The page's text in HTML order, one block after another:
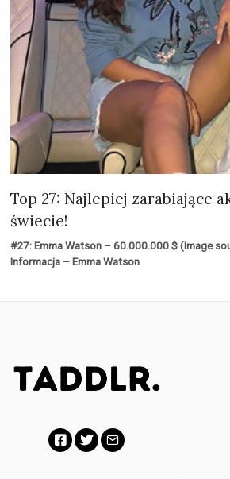
Top 27: Najlepiej zarabiające
świecie!
#27: Emma Watson – 60.000.000 $ (Image
Informacja – Emma Watson